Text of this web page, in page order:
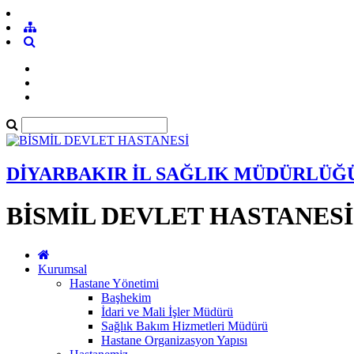
DİYARBAKIR İL SAĞLIK
BİSMİL DEVLET HASTANESİ
Kurumsal
Hastane Yönetimi
Başhekim
İdari ve Mali İşler Müdürü
Sağlık Bakım Hizmetleri Müdürü
Hastane Organizasyon Yapısı